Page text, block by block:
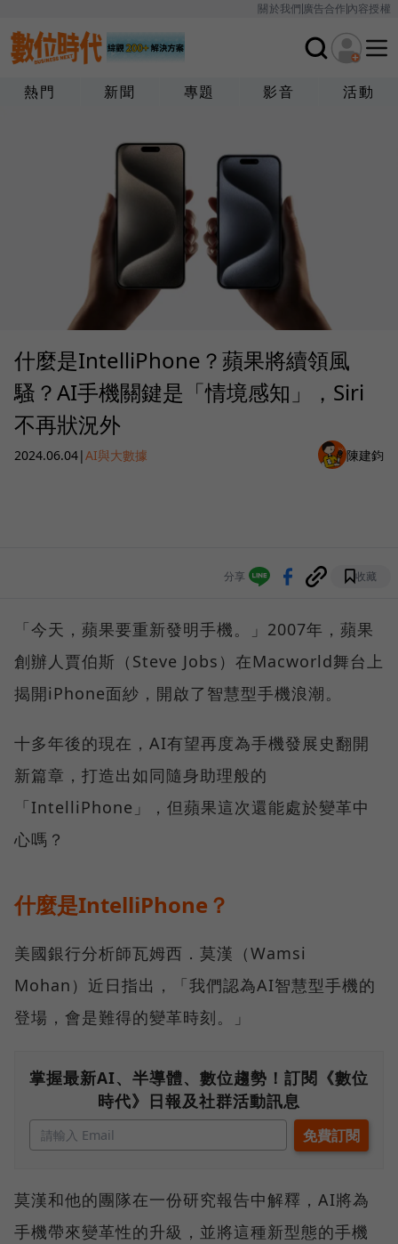
關於我們廣告合作內容授權
熱門 新聞 專題 影音 活動
什麼是IntelliPhone？蘋果將續領風
騷？AI手機關鍵是「情境感知」，Siri
不再狀況外
2024.06.04|AI與大數據 陳建鈞
分享 收藏
「今天，蘋果要重新發明手機。」2007年，蘋果
創辦人賈伯斯（Steve Jobs）在Macworld舞台上
揭開iPhone面紗，開啟了智慧型手機浪潮。
十多年後的現在，AI有望再度為手機發展史翻開
新篇章，打造出如同隨身助理般的
「IntelliPhone」，但蘋果這次還能處於變革中
心嗎？
什麼是IntelliPhone？
美國銀行分析師瓦姆西．莫漢（Wamsi
Mohan）近日指出，「我們認為AI智慧型手機的
登場，會是難得的變革時刻。」
掌握最新AI、半導體、數位趨勢！訂閱《數位
時代》日報及社群活動訊息
莫漢和他的團隊在一份研究報告中解釋，AI將為
手機帶來變革性的升級，並將這種新型態的手機